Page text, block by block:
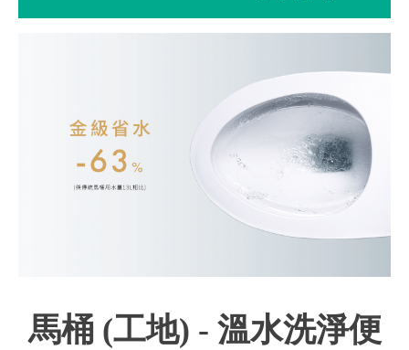
馬桶 (工地) - 溫水洗淨便